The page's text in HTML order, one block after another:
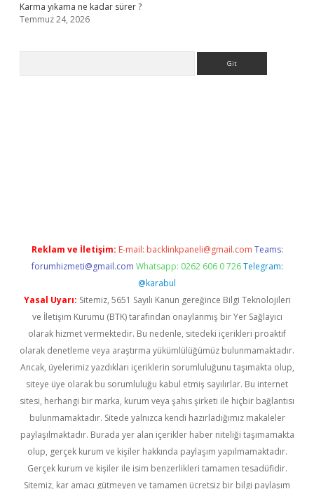
Karma yıkama ne kadar sürer ?
Temmuz 24, 2026
Reklam ve İletişim: E-mail: backlinkpaneli@gmail.com Teams:
forumhizmeti@gmail.com Whatsapp: 0262 606 0 726 Telegram:
@karabul
Yasal Uyarı: Sitemiz, 5651 Sayılı Kanun gereğince Bilgi Teknolojileri
ve İletişim Kurumu (BTK) tarafından onaylanmış bir Yer Sağlayıcı
olarak hizmet vermektedir. Bu nedenle, sitedeki içerikleri proaktif
olarak denetleme veya araştırma yükümlülüğümüz bulunmamaktadır.
Ancak, üyelerimiz yazdıkları içeriklerin sorumluluğunu taşımakta olup,
siteye üye olarak bu sorumluluğu kabul etmiş sayılırlar. Bu internet
sitesi, herhangi bir marka, kurum veya şahıs şirketi ile hiçbir bağlantısı
bulunmamaktadır. Sitede yalnızca kendi hazırladığımız makaleler
paylaşılmaktadır. Burada yer alan içerikler haber niteliği taşımamakta
olup, gerçek kurum ve kişiler hakkında paylaşım yapılmamaktadır.
Gerçek kurum ve kişiler ile isim benzerlikleri tamamen tesadüfidir.
Sitemiz, kar amacı gütmeyen ve tamamen ücretsiz bir bilgi paylaşım